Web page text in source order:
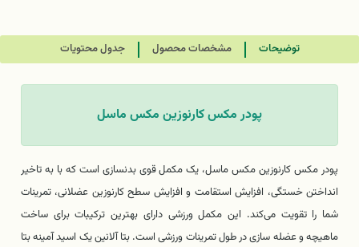
توضیحات مشخصات محصول جدول محتویات
پودر مکس کارنوزین مکس ماسل
پودر مکس کارنوزین مکس ماسل، یک مکمل قوی بدنسازی است که با به تاخیر
انداختن خستگی، افزایش استقامت و افزایش سطح کارنوزین عضلانی، تمرینات
شما را تقویت می‌کند. این مکمل ورزشی دارای بهترین ترکیبات برای ساخت
ماهیچه و عضله سازی در طول تمرینات ورزشی است. بتا آلانین یک اسید آمینه بتا